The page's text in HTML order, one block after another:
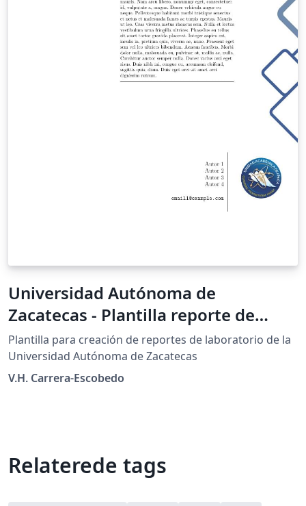
Universidad Autónoma de
Zacatecas - Plantilla reporte de
laboratorio
Plantilla para creación de reportes de laboratorio de la
Universidad Autónoma de Zacatecas
V.H. Carrera-Escobedo
Relaterede tags